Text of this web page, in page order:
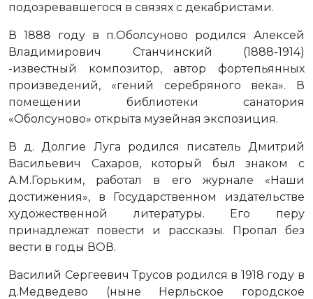
подозревавшегося в связях с декабристами.
В 1888 году в п.Оболсуново родился Алексей
Владимирович Станчинский (1888-1914)
-известный композитор, автор фортепьянных
произведений, «гений серебряного века». В
помещении библиотеки санатория
«Оболсуново» открыта музейная экспозиция.
В д. Долгие Луга родился писатель Дмитрий
Васильевич Сахаров, который был знаком с
А.М.Горьким, работал в его журнале «Наши
достижения», в Государственном издательстве
художественной литературы. Его перу
принадлежат повести и рассказы. Пропал без
вести в годы ВОВ.
Василий Сергеевич Трусов родился в 1918 году в
д.Медведево (ныне Нерльское городское